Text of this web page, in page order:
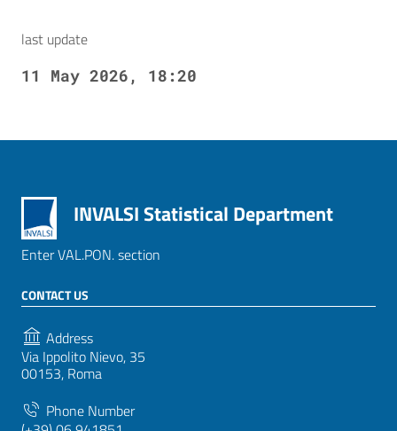
last update
11 May 2026, 18:20
INVALSI Statistical Department
Enter VAL.PON. section
CONTACT US
Address
Via Ippolito Nievo, 35
00153, Roma
Phone Number